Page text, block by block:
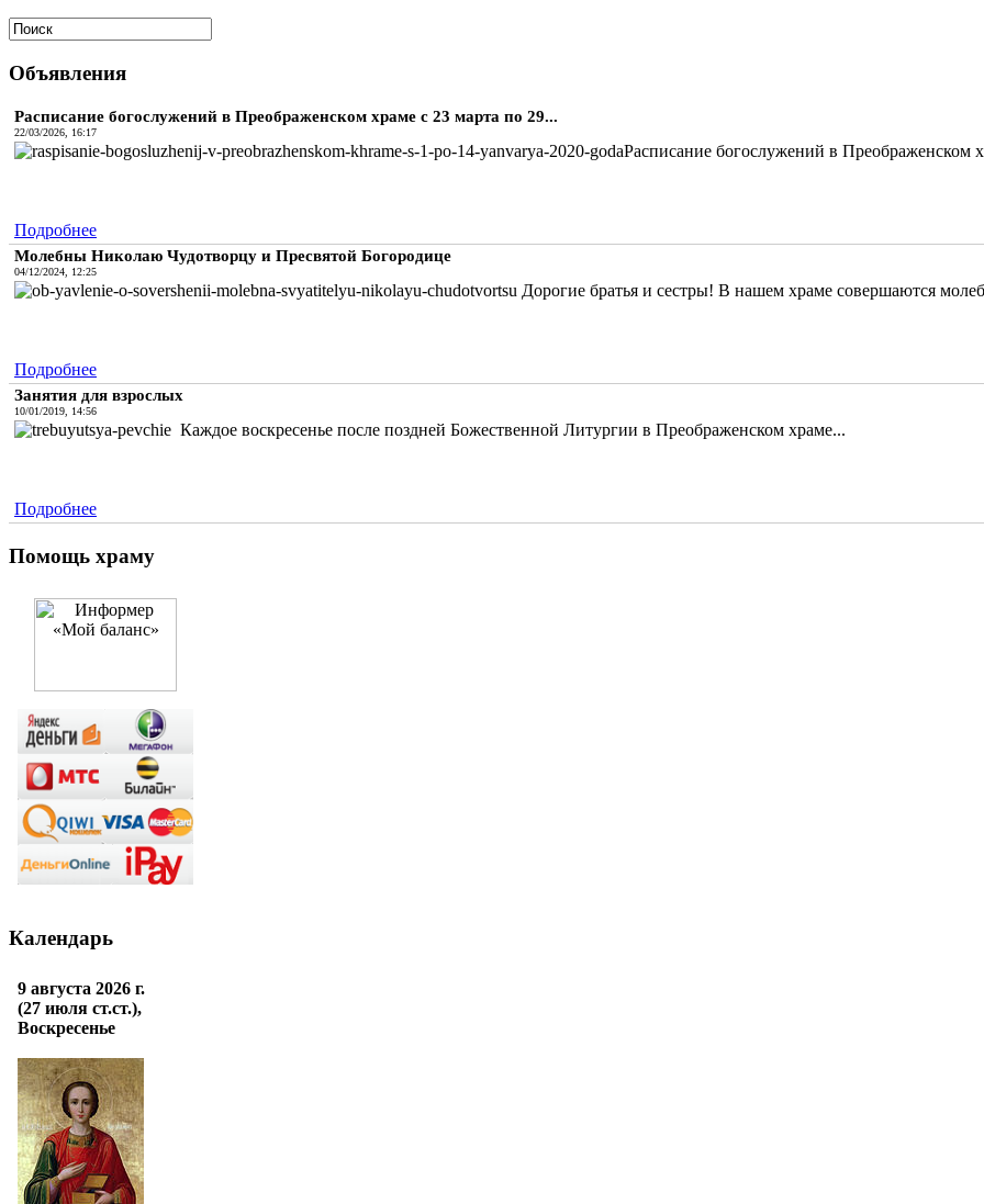
Объявления
Расписание богослужений в Преображенском храме с 23 марта по 29...
22/03/2026, 16:17
Расписание богослужений в Преображенском
Подробнее
Молебны Николаю Чудотворцу и Пресвятой Богородице
04/12/2024, 12:25
Дорогие братья и сестры! В нашем храме совершаются
Подробнее
Занятия для взрослых
10/01/2019, 14:56
Каждое воскресенье после поздней Божественной Литургии в Преображенском храме...
Подробнее
Помощь храму
Календарь